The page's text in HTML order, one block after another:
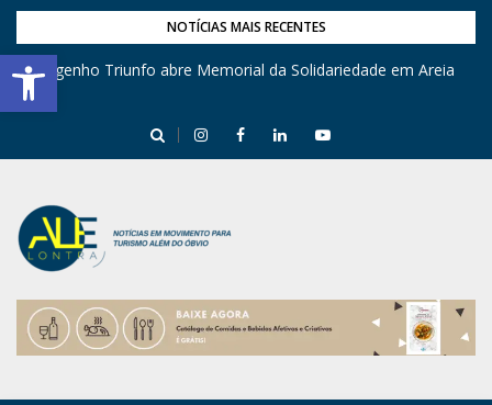
Barra de Ferramentas Aberta
NOTÍCIAS MAIS RECENTES
Engenho Triunfo abre Memorial da Solidariedade em Areia